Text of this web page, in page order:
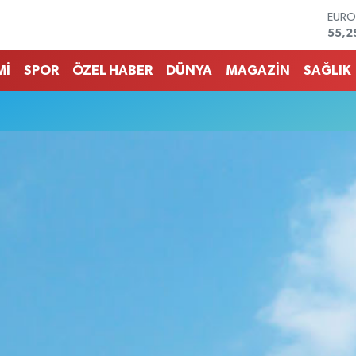
EURO
SPOR ÖZEL HABER DÜNYA MAGAZİN SAĞLIK